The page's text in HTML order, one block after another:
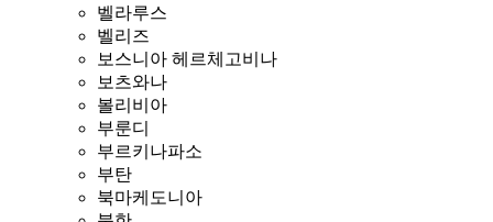
벨라루스
벨리즈
보스니아 헤르체고비나
보츠와나
볼리비아
부룬디
부르키나파소
부탄
북마케도니아